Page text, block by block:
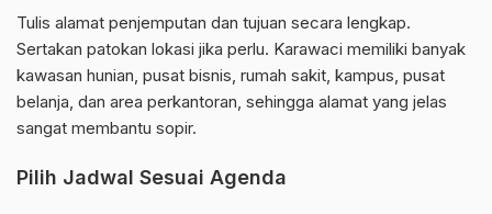
Tulis alamat penjemputan dan tujuan secara lengkap.
Sertakan patokan lokasi jika perlu. Karawaci memiliki banyak
kawasan hunian, pusat bisnis, rumah sakit, kampus, pusat
belanja, dan area perkantoran, sehingga alamat yang jelas
sangat membantu sopir.
Pilih Jadwal Sesuai Agenda